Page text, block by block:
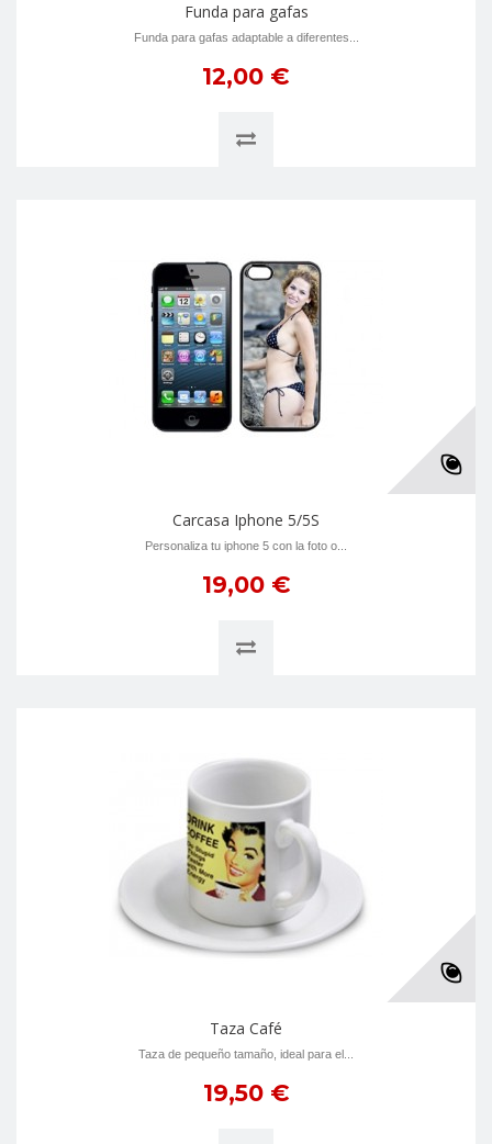
Funda para gafas
Funda para gafas adaptable a diferentes...
12,00 €
Carcasa Iphone 5/5S
Personaliza tu iphone 5 con la foto o...
19,00 €
Taza Café
Taza de pequeño tamaño, ideal para el...
19,50 €